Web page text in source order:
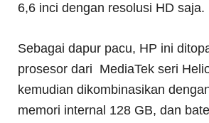
6,6 inci dengan resolusi HD saja.
Sebagai dapur pacu, HP ini
prosesor dari MediaTek seri
kemudian dikombinasikan
memori internal 128 GB, dan